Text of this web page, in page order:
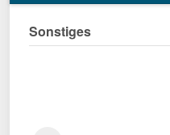
Sonstiges